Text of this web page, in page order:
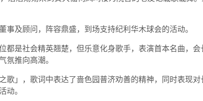
及顾问，阵容鼎盛，到场支持纪利华木球会的活动。
是社会精英翘楚，但乐意化身歌手，表演首本名曲，
推向高潮。
」，歌词中表达了啬色园普济劝善的精神，同时表现
动。